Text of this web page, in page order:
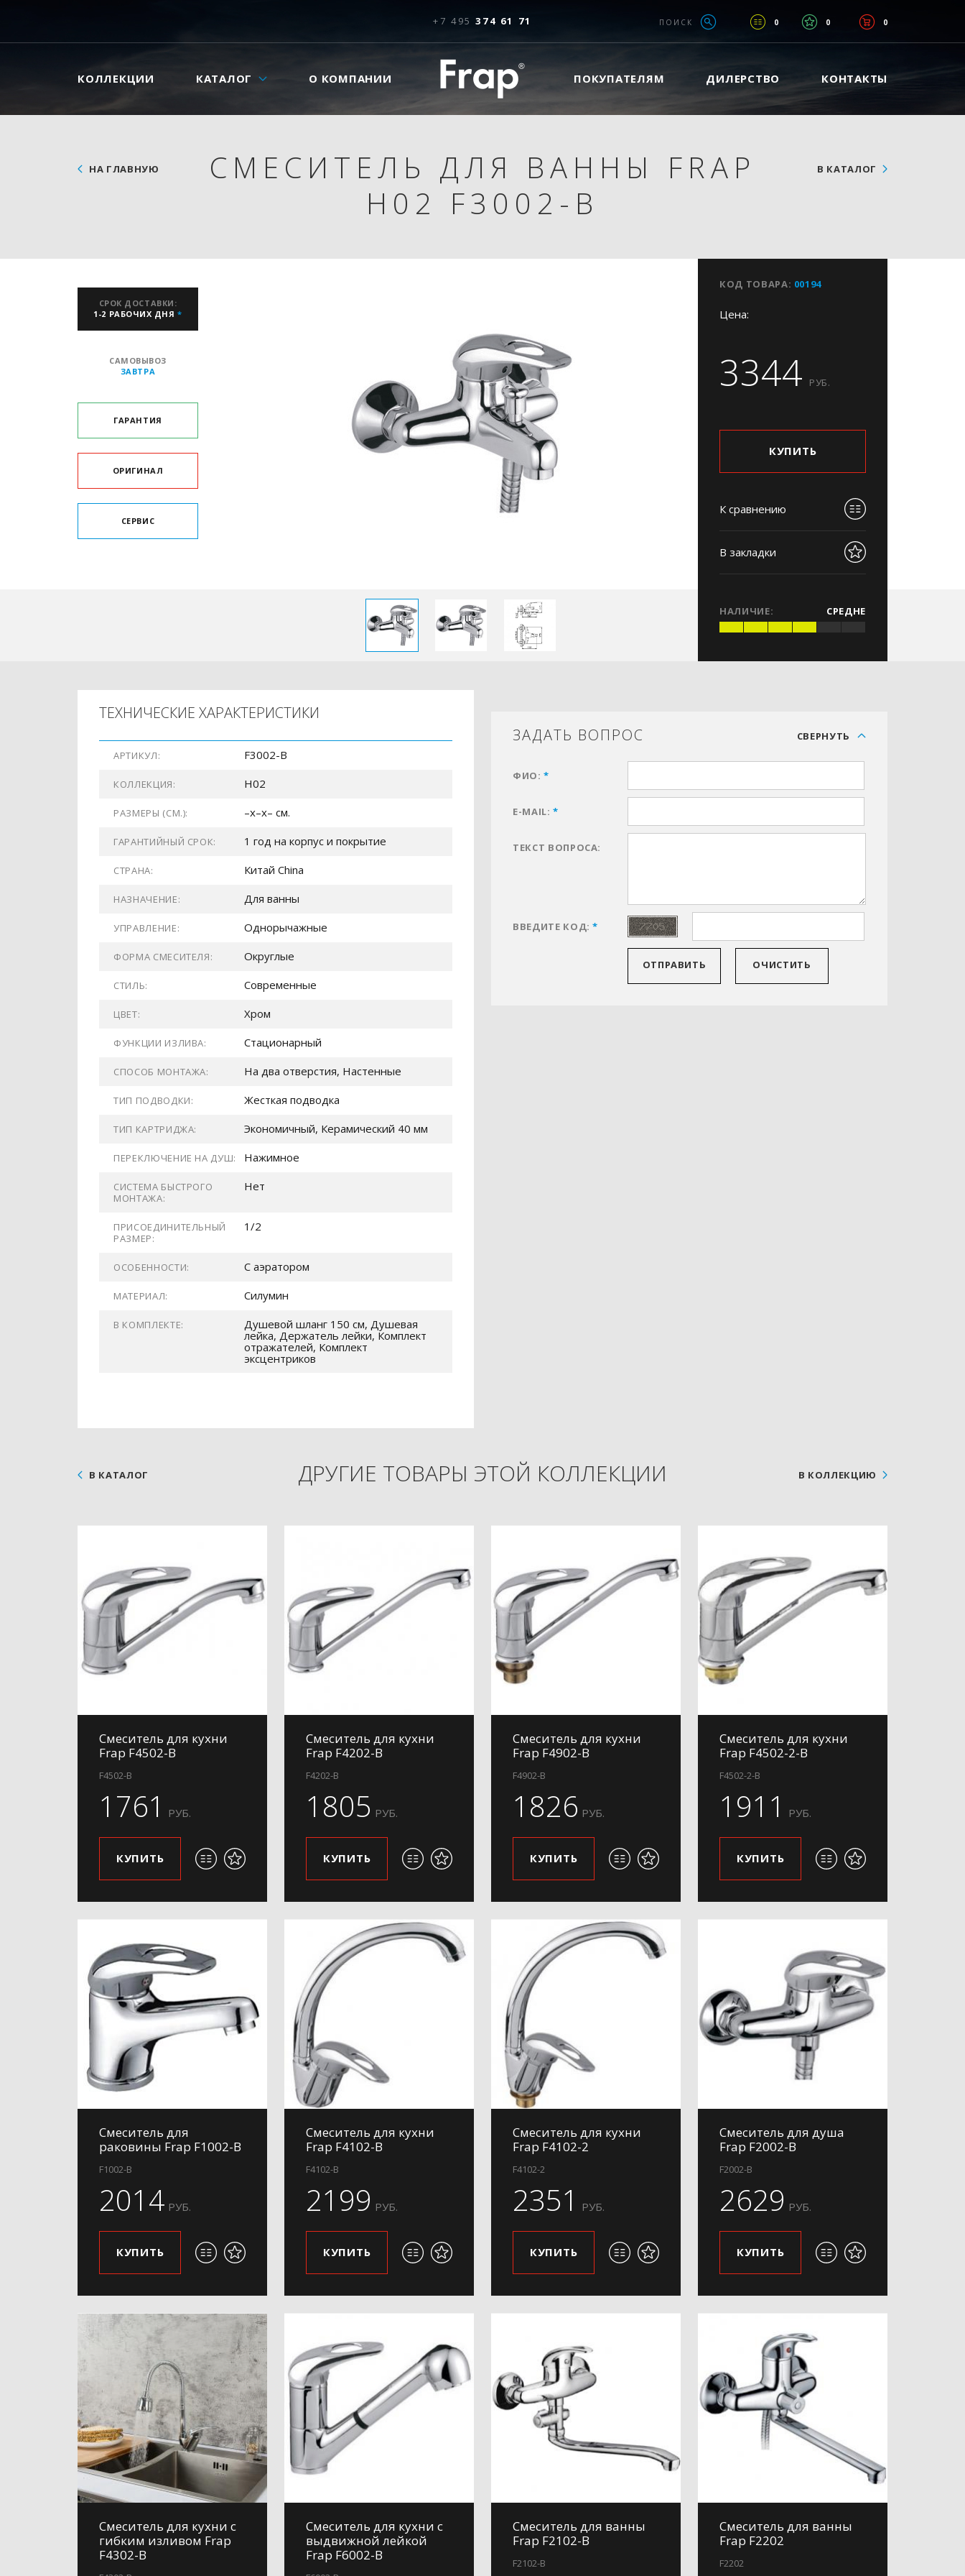
+7 495 374 61 71 0 0 0
ПОИСК
КОЛЛЕКЦИИ КАТАЛОГ О КОМПАНИИ ПОКУПАТЕЛЯМ ДИЛЕРСТВО КОНТАКТЫ
СМЕСИТЕЛЬ ДЛЯ ВАННЫ FRAP
H02 F3002-B
НА ГЛАВНУЮ В КАТАЛОГ
СРОК ДОСТАВКИ:
1-2 РАБОЧИХ ДНЯ*
САМОВЫВОЗ
ЗАВТРА
ГАРАНТИЯ
ОРИГИНАЛ
СЕРВИС
КОД ТОВАРА: 00194
Цена:
3344 РУБ.
КУПИТЬ
К сравнению
В закладки
НАЛИЧИЕ: СРЕДНЕ
ТЕХНИЧЕСКИЕ ХАРАКТЕРИСТИКИ
АРТИКУЛ: F3002-B
КОЛЛЕКЦИЯ: H02
РАЗМЕРЫ (СМ.): –x–x– см.
ГАРАНТИЙНЫЙ СРОК: 1 год на корпус и покрытие
СТРАНА: Китай China
НАЗНАЧЕНИЕ: Для ванны
УПРАВЛЕНИЕ: Однорычажные
ФОРМА СМЕСИТЕЛЯ: Округлые
СТИЛЬ: Современные
ЦВЕТ: Хром
ФУНКЦИИ ИЗЛИВА: Стационарный
СПОСОБ МОНТАЖА: На два отверстия, Настенные
ТИП ПОДВОДКИ: Жесткая подводка
ТИП КАРТРИДЖА: Экономичный, Керамический 40 мм
ПЕРЕКЛЮЧЕНИЕ НА ДУШ: Нажимное
СИСТЕМА БЫСТРОГО
МОНТАЖА:
Нет
ПРИСОЕДИНИТЕЛЬНЫЙ
РАЗМЕР:
1/2
ОСОБЕННОСТИ: С аэратором
МАТЕРИАЛ: Силумин
В КОМПЛЕКТЕ:
Душевой шланг 150 см, Душевая
лейка, Держатель лейки, Комплект
отражателей, Комплект
эксцентриков
ЗАДАТЬ ВОПРОС СВЕРНУТЬ
ФИО:*
E-MAIL:*
ТЕКСТ ВОПРОСА:
ВВЕДИТЕ КОД:*
ОТПРАВИТЬ ОЧИСТИТЬ
ДРУГИЕ ТОВАРЫ ЭТОЙ КОЛЛЕКЦИИ
В КАТАЛОГ В КОЛЛЕКЦИЮ
Смеситель для кухни
Frap F4502-B
F4502-B
1761 РУБ.
КУПИТЬ
Смеситель для кухни
Frap F4202-B
F4202-B
1805 РУБ.
КУПИТЬ
Смеситель для кухни
Frap F4902-B
F4902-B
1826 РУБ.
КУПИТЬ
Смеситель для кухни
Frap F4502-2-B
F4502-2-B
1911 РУБ.
КУПИТЬ
Смеситель для
раковины Frap F1002-B
F1002-B
2014 РУБ.
КУПИТЬ
Смеситель для кухни
Frap F4102-B
F4102-B
2199 РУБ.
КУПИТЬ
Смеситель для кухни
Frap F4102-2
F4102-2
2351 РУБ.
КУПИТЬ
Смеситель для душа
Frap F2002-B
F2002-B
2629 РУБ.
КУПИТЬ
Смеситель для кухни с
гибким изливом Frap
F4302-B
Смеситель для кухни с
выдвижной лейкой
Frap F6002-B
Смеситель для ванны
Frap F2102-B
F2102-B
Смеситель для ванны
Frap F2202
F2202